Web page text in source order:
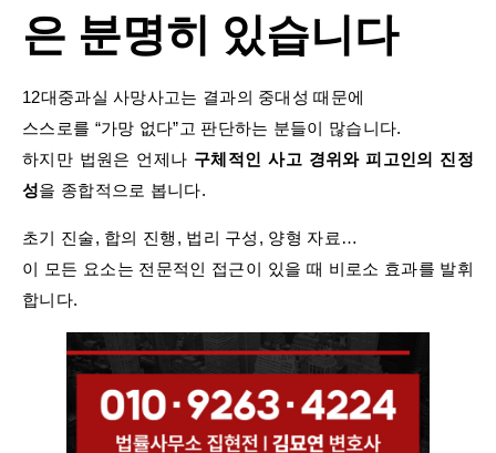
은 분명히 있습니다
12대중과실 사망사고는 결과의 중대성 때문에
스스로를 “가망 없다”고 판단하는 분들이 많습니다.
하지만 법원은 언제나 구체적인 사고 경위와 피고인의 진정
성을 종합적으로 봅니다.
초기 진술, 합의 진행, 법리 구성, 양형 자료…
이 모든 요소는 전문적인 접근이 있을 때 비로소 효과를 발휘
합니다.